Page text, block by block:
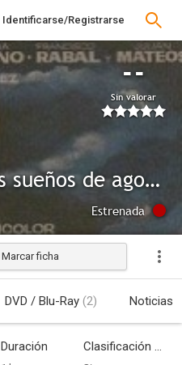
Identificarse/Registrarse
--
Sin valorar
Oscuros sueños de agosto
Estrenada
Marcar ficha
DVD / Blu-Ray (2) Noticias
Duración Clasificación por edades